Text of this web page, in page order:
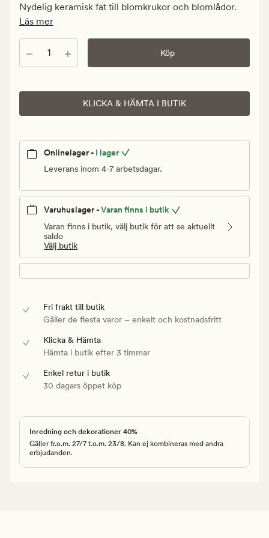
kr.
Ordinarie
Nydelig keramisk fat till blomkrukor och blomlådor.
Läs mer
Antal Köp
KLICKA & HÄMTA I BUTIK
Onlinelager - I lager
Leverans inom 4-7 arbetsdagar.
Varuhuslager -Varan finns i butik
Varan finns i butik, välj butik för att se aktuellt
saldo
Välj butik
Fri frakt till butik
Gäller de flesta varor – enkelt och kostnadsfritt
Klicka & Hämta
Hämta i butik efter 3 timmar
Enkel retur i butik
30 dagars öppet köp
Inredning och dekorationer 40%
Gäller fr.o.m. 27/7 t.o.m. 23/8. Kan ej kombineras med andra
erbjudanden.